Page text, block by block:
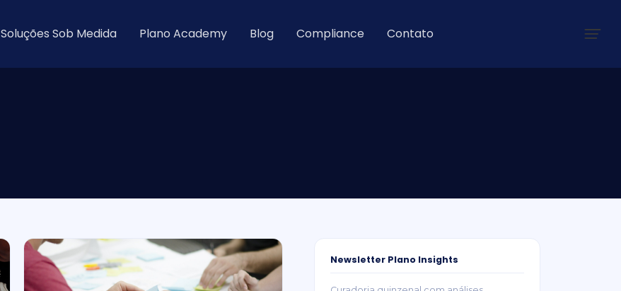
Soluções Sob Medida Plano Academy Blog Compliance Contato
Newsletter Plano Insights